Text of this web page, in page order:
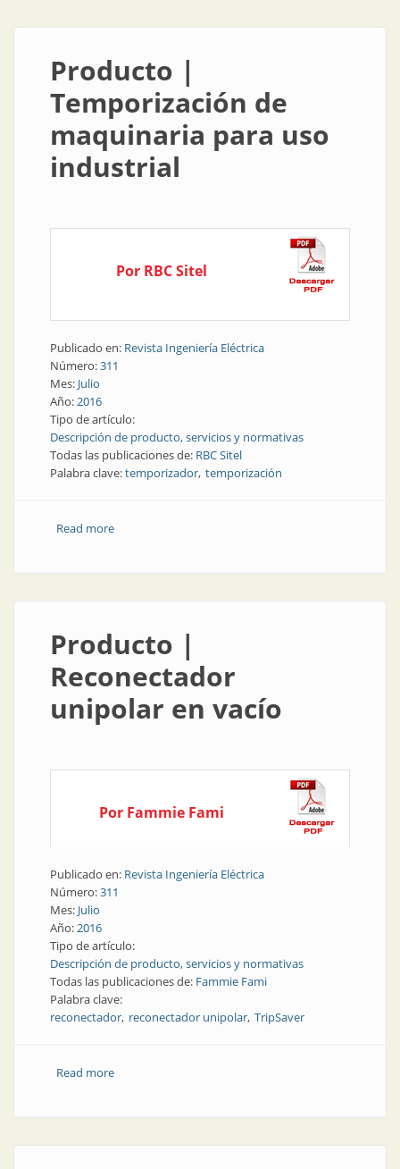
Producto |
Temporización de
maquinaria para uso
industrial
Por RBC Sitel
Publicado en: Revista Ingeniería Eléctrica
Número:311
Mes: Julio
Año:2016
Tipo de artículo:
Descripción de producto, servicios y normativas
Todas las publicaciones de: RBC Sitel
Palabra clave:temporizador temporización
Read moreabout Producto | Temporización de maquinaria para
Producto |
Reconectador
unipolar en vacío
Por Fammie Fami
Publicado en: Revista Ingeniería Eléctrica
Número:311
Mes: Julio
Año:2016
Tipo de artículo:
Descripción de producto, servicios y normativas
Todas las publicaciones de: Fammie Fami
Palabra clave:
reconectador reconectador unipolar TripSaver
Read moreabout Producto | Reconectador unipolar en vacío